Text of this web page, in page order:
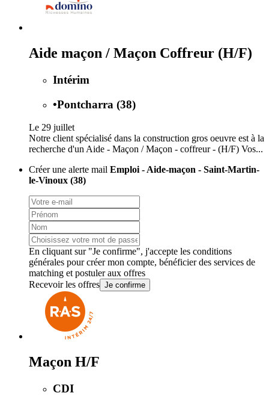
Aide maçon / Maçon Coffreur (H/F)
Intérim
•Pontcharra (38)
Le 29 juillet
Notre client spécialisé dans la construction gros oeuvre est à la
recherche d'un Aide - Maçon / Maçon - coffreur - (H/F) Vos...
Créer une alerte mail Emploi - Aide-maçon - Saint-Martin-
le-Vinoux (38)
En cliquant sur "Je confirme", j'accepte les conditions
générales pour créer mon compte, bénéficier des services de
matching et postuler aux offres
Recevoir les offres Je confirme
Maçon H/F
CDI